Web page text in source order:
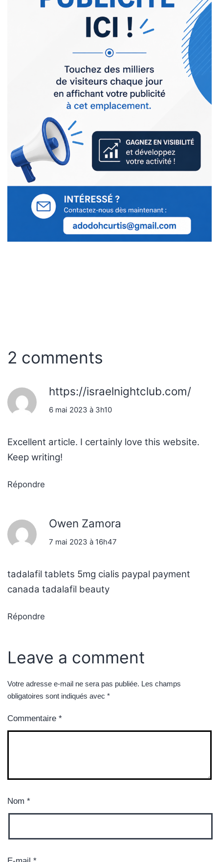
2 comments
https://israelnightclub.com/
6 mai 2023 à 3h10
Excellent article. I certainly love this website.
Keep writing!
Répondre
Owen Zamora
7 mai 2023 à 16h47
tadalafil tablets 5mg cialis paypal payment
canada tadalafil beauty
Répondre
Leave a comment
Votre adresse e-mail ne sera pas publiée. Les champs
obligatoires sont indiqués avec *
Commentaire *
Nom *